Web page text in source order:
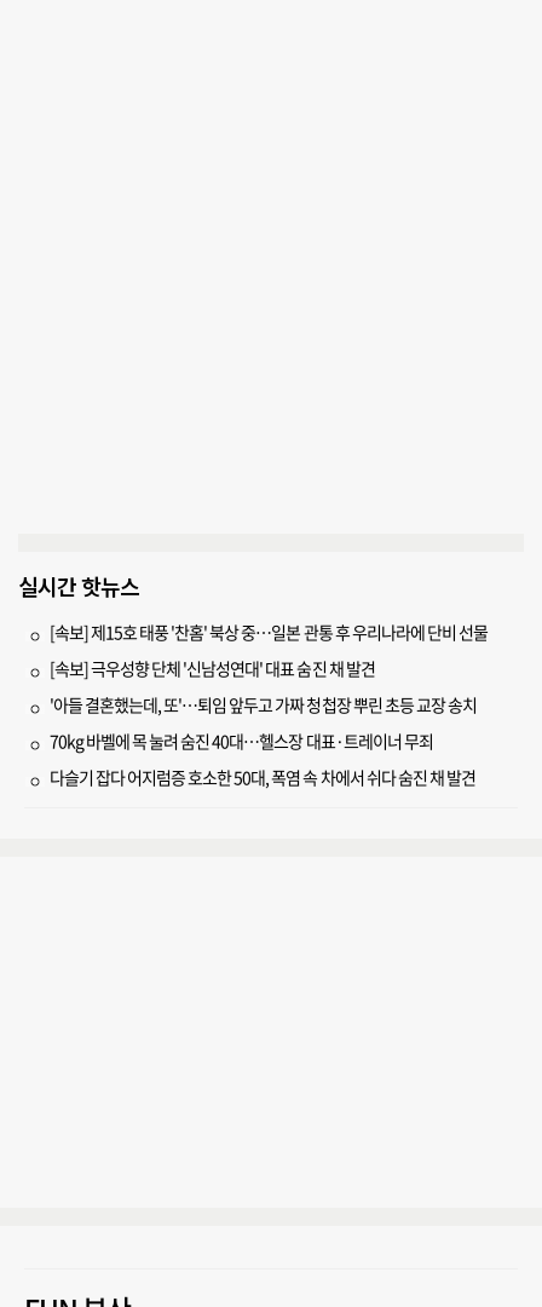
실시간 핫뉴스
[속보] 제15호 태풍 '찬홈' 북상 중…일본 관통 후 우리나라에 단비 선물
[속보] 극우성향 단체 '신남성연대' 대표 숨진 채 발견
'아들 결혼했는데, 또'…퇴임 앞두고 가짜 청첩장 뿌린 초등 교장 송치
70kg 바벨에 목 눌려 숨진 40대…헬스장 대표·트레이너 무죄
다슬기 잡다 어지럼증 호소한 50대, 폭염 속 차에서 쉬다 숨진 채 발견